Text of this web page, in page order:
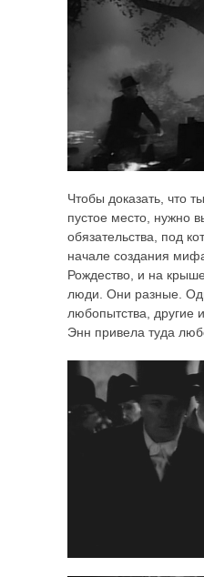
Чтобы доказать, что
пустое место, нужно
обязательства, под
начале создания
Рождество, и на
люди. Они разные.
любопытства, другие
Энн привела туда